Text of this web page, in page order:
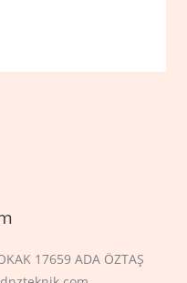
17659 ADA ÖZTAŞ